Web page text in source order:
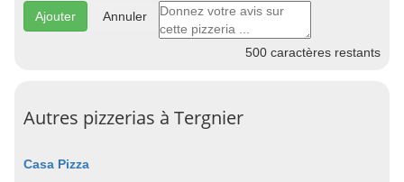
Annuler
500 caractères restants
Autres pizzerias à Tergnier
Casa Pizza